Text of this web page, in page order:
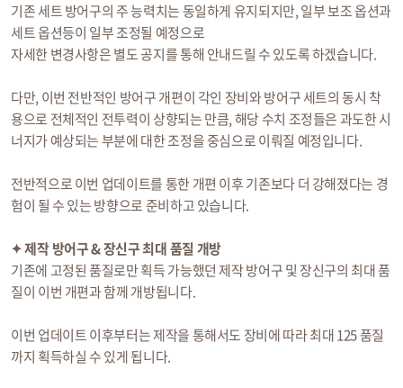
기존 세트 방어구의 주 능력치는 동일하게 유지되지만, 일부 보조 옵션과
세트 옵션등이 일부 조정될 예정으로
자세한 변경사항은 별도 공지를 통해 안내드릴 수 있도록 하겠습니다.
다만, 이번 전반적인 방어구 개편이 각인 장비와 방어구 세트의 동시 착
용으로 전체적인 전투력이 상향되는 만큼, 해당 수치 조정들은 과도한 시
너지가 예상되는 부분에 대한 조정을 중심으로 이뤄질 예정입니다.
전반적으로 이번 업데이트를 통한 개편 이후 기존보다 더 강해졌다는 경
험이 될 수 있는 방향으로 준비하고 있습니다.
✦ 제작 방어구 & 장신구 최대 품질 개방
기존에 고정된 품질로만 획득 가능했던 제작 방어구 및 장신구의 최대 품
질이 이번 개편과 함께 개방됩니다.
이번 업데이트 이후부터는 제작을 통해서도 장비에 따라 최대 125 품질
까지 획득하실 수 있게 됩니다.